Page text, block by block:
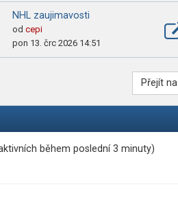
NHL zaujimavosti
od cepi
pon 13. črc 2026 14:51
Přejít na
během poslední 3 minuty)